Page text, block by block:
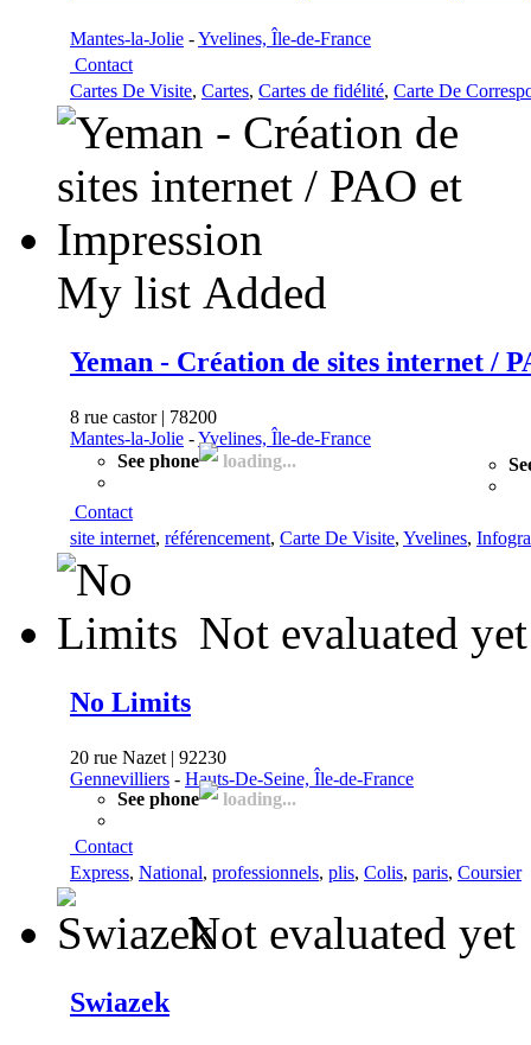
Mantes-la-Jolie -Yvelines, Île-de-France
Contact
Cartes De Visite, Cartes, Cartes de fidélité, Carte De
My list Added
Yeman - Création de sites internet /
8 rue castor | 78200
Mantes-la-Jolie -Yvelines, Île-de-France
See phone
loading...
Contact
site internet, référencement, Carte De Visite, Yvelines,
Not evaluated yet
No Limits
20 rue Nazet | 92230
Gennevilliers - Hauts-De-Seine, Île-de-France
See phone
loading...
Contact
Express, National, professionnels, plis, Colis, paris, Coursier
Not evaluated yet
Swiazek